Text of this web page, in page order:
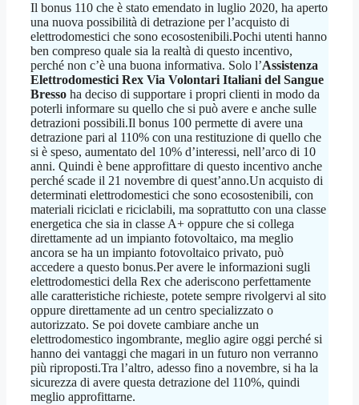
Il bonus 110 che è stato emendato in luglio 2020, ha aperto
una nuova possibilità di detrazione per l’acquisto di
elettrodomestici che sono ecosostenibili.Pochi utenti hanno
ben compreso quale sia la realtà di questo incentivo,
perché non c’è una buona informativa. Solo l’Assistenza
Elettrodomestici Rex Via Volontari Italiani del Sangue
Bresso ha deciso di supportare i propri clienti in modo da
poterli informare su quello che si può avere e anche sulle
detrazioni possibili.Il bonus 100 permette di avere una
detrazione pari al 110% con una restituzione di quello che
si è speso, aumentato del 10% d’interessi, nell’arco di 10
anni. Quindi è bene approfittare di questo incentivo anche
perché scade il 21 novembre di quest’anno.Un acquisto di
determinati elettrodomestici che sono ecosostenibili, con
materiali riciclati e riciclabili, ma soprattutto con una classe
energetica che sia in classe A+ oppure che si collega
direttamente ad un impianto fotovoltaico, ma meglio
ancora se ha un impianto fotovoltaico privato, può
accedere a questo bonus.Per avere le informazioni sugli
elettrodomestici della Rex che aderiscono perfettamente
alle caratteristiche richieste, potete sempre rivolgervi al sito
oppure direttamente ad un centro specializzato o
autorizzato. Se poi dovete cambiare anche un
elettrodomestico ingombrante, meglio agire oggi perché si
hanno dei vantaggi che magari in un futuro non verranno
più riproposti.Tra l’altro, adesso fino a novembre, si ha la
sicurezza di avere questa detrazione del 110%, quindi
meglio approfittarne.